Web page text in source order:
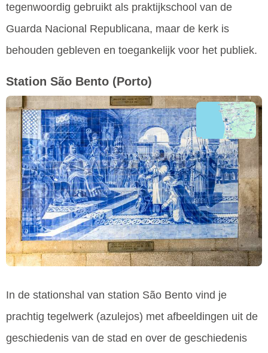
tegenwoordig gebruikt als praktijkschool van de
Guarda Nacional Republicana, maar de kerk is
behouden gebleven en toegankelijk voor het publiek.
Station São Bento (Porto)
In de stationshal van station São Bento vind je
prachtig tegelwerk (azulejos) met afbeeldingen uit de
geschiedenis van de stad en over de geschiedenis